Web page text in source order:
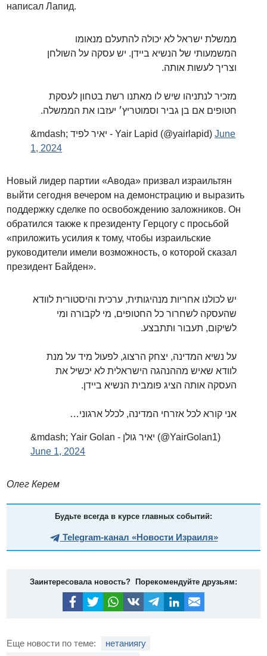
написал Лапид.
ממשלת ישראל לא יכולה להתעלם מנאומו
המשמעותי של הנשיא ביידן. יש עסקה על השולחן
וצריך לעשות אותה.
מזכיר לנתניהו שיש לו מאתנו רשת בטחון לעסקת
חטופים אם בן גביר וסמוטריץ׳ יעזבו את הממשלה.
&mdash; יאיר לפיד - Yair Lapid (@yairlapid)June
1, 2024
Новый лидер партии «Авода» призвал израильтян
выйти сегодня вечером на демонстрацию и выразить
поддержку сделке по освобождению заложников. Он
обратился также к президенту Герцогу с просьбой
«приложить усилия к тому, чтобы израильские
руководители имели возможность, о которой сказал
президент Байден».
יש לכולנו אחריות מנהיגותית, ערכית והיסטורית לוודא
שהעסקה לשחרור כל החטופים, מי לקבורה ומי
לשיקום, תעבור ותתבצע.
על נשיא המדינה, יצחק הרצוג, לפעול מיד על מנת
לוודא שאיש מההנהגה הישראלית לא יכשיל את
העסקה אותה הציג פומבית הנשיא ביידן.
אני קורא לכל אזרחי המדינה, לכלל ארגוני…
&mdash; Yair Golan - יאיר גולן (@YairGolan1)
June 1, 2024
Олег Керем
Будьте всегда в курсе главных событий:
Telegram-канал «Новости Израиля»
Заинтересовала новость? Порекомендуйте друзьям:
Еще новости по теме:
нетаниягу